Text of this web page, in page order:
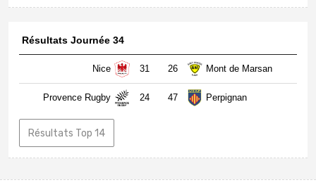
Résultats Journée 34
Nice 31 26 Mont de Marsan
Provence Rugby 24 47 Perpignan
Résultats Top 14